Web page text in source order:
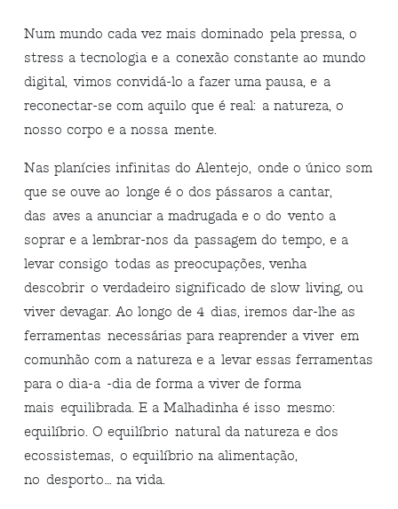
Num mundo cada vez mais dominado pela pressa, o
stress a tecnologia e a conexão constante ao mundo
digital, vimos convidá-lo a fazer uma pausa, e a
reconectar-se com aquilo que é real: a natureza, o
nosso corpo e a nossa mente.
Nas planícies infinitas do Alentejo, onde o único som
que se ouve ao longe é o dos pássaros a cantar,
das aves a anunciar a madrugada e o do vento a
soprar e a lembrar-nos da passagem do tempo, e a
levar consigo todas as preocupações, venha
descobrir o verdadeiro significado de slow living, ou
viver devagar. Ao longo de 4 dias, iremos dar-lhe as
ferramentas necessárias para reaprender a viver em
comunhão com a natureza e a levar essas ferramentas
para o dia-a -dia de forma a viver de forma
mais equilibrada. E a Malhadinha é isso mesmo:
equilíbrio. O equilíbrio natural da natureza e dos
ecossistemas, o equilíbrio na alimentação,
no desporto… na vida.